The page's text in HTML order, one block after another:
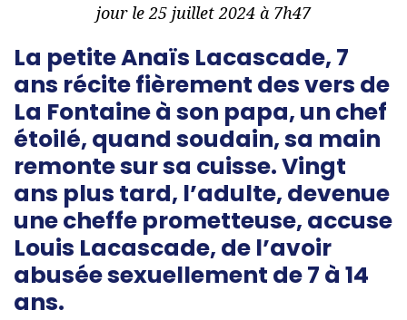
jour le 25 juillet 2024 à 7h47
La petite Anaïs Lacascade, 7
ans récite fièrement des vers de
La Fontaine à son papa, un chef
étoilé, quand soudain, sa main
remonte sur sa cuisse. Vingt
ans plus tard, l’adulte, devenue
une cheffe prometteuse, accuse
Louis Lacascade, de l’avoir
abusée sexuellement de 7 à 14
ans.